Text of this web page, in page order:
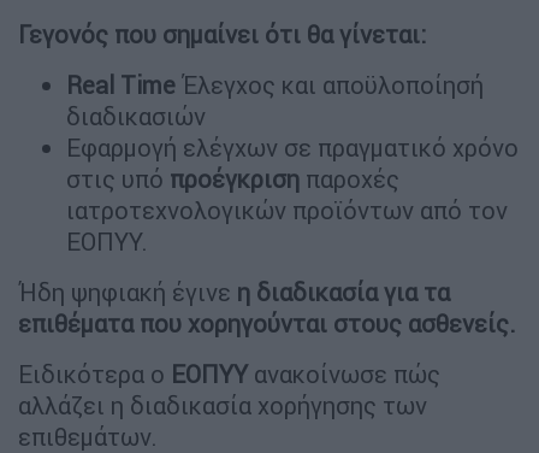
Γεγονός που σημαίνει ότι θα γίνεται:
Real Time Έλεγχος και αποϋλοποίησή
διαδικασιών
Εφαρμογή ελέγχων σε πραγματικό χρόνο
στις υπό προέγκριση παροχές
ιατροτεχνολογικών προϊόντων από τον
ΕΟΠΥΥ.
Ήδη ψηφιακή έγινε η διαδικασία για τα
επιθέματα που χορηγούνται στους ασθενείς.
Ειδικότερα ο ΕΟΠΥΥανακοίνωσε πώς
αλλάζει η διαδικασία χορήγησης των
επιθεμάτων.